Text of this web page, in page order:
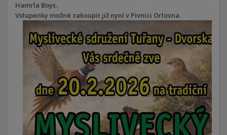
Hamrla Boys.
Vstupenky možné zakoupit již nyní v Pivnici Orlovna.